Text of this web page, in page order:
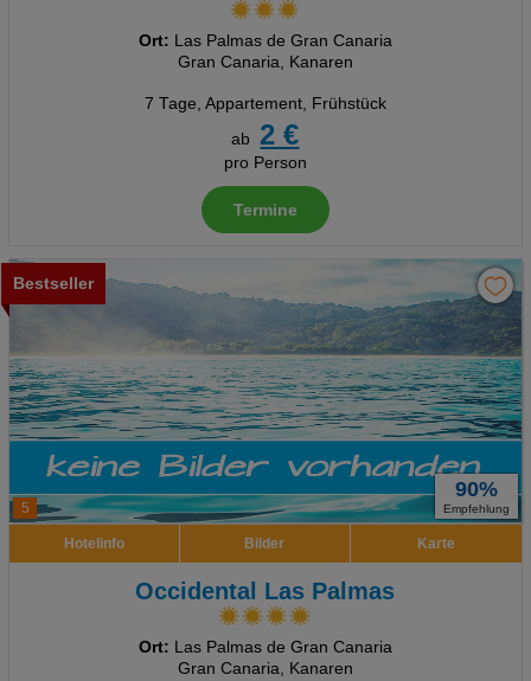
Ort: Las Palmas de Gran Canaria
Gran Canaria, Kanaren
7 Tage, Appartement, Frühstück
ab
2 €
pro Person
Termine
5
Bestseller
90%
Empfehlung
Hotelinfo Bilder Karte
Occidental Las Palmas
Ort: Las Palmas de Gran Canaria
Gran Canaria, Kanaren